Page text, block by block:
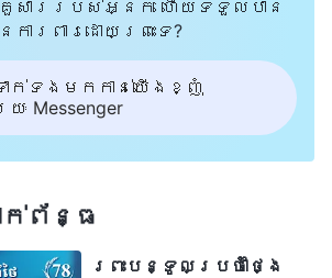
សាររបស់អ្នក ហើយទទួលបាន
ារពារដោយព្រះទេ?
ក់ទងមកកាន់យើងខ្ញុំ
ៈ Messenger
ក់ព័ន្ធ
ព្រះបន្ទូលប្រចាំថ្ងៃ